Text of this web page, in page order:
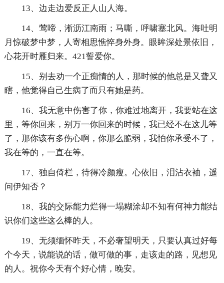
13、边走边爱反正人山人海。
14、莺啼，淅沥江南雨；马嘶，呼啸塞北风。海吐明
月惊破梦中梦，人寄相思憔悴身外身。眼眸深处景依旧，
心花开时雁归来。421誓爱你。
15、别去劝一个正痴情的人，那时候的他总是又聋又
瞎，他觉得自己生病了而只有她是药。
16、我无意中伤害了你，你难过地离开，我要站在这
里，等你回来，别万一你回来的时候，我已经不在这儿等
了，那你该有多伤心啊，你那么脆弱，我怕你承受不了，
我在等的，一直在等。
17、独自倚栏，待得冷颜瘦。心依旧，泪沾衣袖，遥
问伊知否？
18、我的交际能力烂得一塌糊涂却不知有何神力能结
识你们这些这么棒的人。
19、无须缅怀昨天，不必奢望明天，只要认真过好每
个今天，说能说的话，做可做的事，走该走的路，见想见
的人。祝你今天有个好心情，晚安。